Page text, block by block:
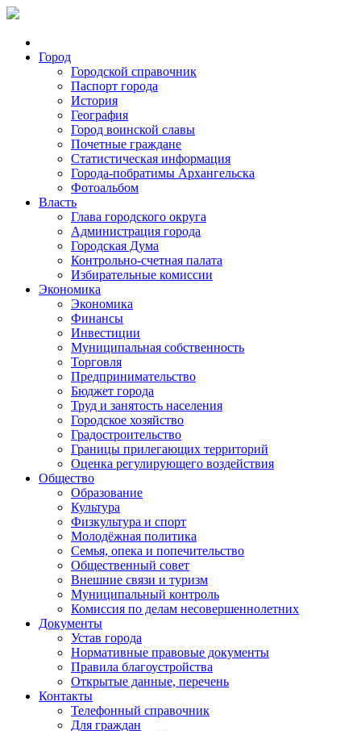
Город
Городской справочник
Паспорт города
История
География
Город воинской славы
Почетные граждане
Статистическая информация
Города-побратимы Архангельска
Фотоальбом
Власть
Глава городского округа
Администрация города
Городская Дума
Контрольно-счетная палата
Избирательные комиссии
Экономика
Экономика
Финансы
Инвестиции
Муниципальная собственность
Торговля
Предпринимательство
Бюджет города
Труд и занятость населения
Городское хозяйство
Градостроительство
Границы прилегающих территорий
Оценка регулирующего воздействия
Общество
Образование
Культура
Физкультура и спорт
Молодёжная политика
Семья, опека и попечительство
Общественный совет
Внешние связи и туризм
Муниципальный контроль
Комиссия по делам несовершеннолетних
Документы
Устав города
Нормативные правовые документы
Правила благоустройства
Открытые данные, перечень
Контакты
Телефонный справочник
Для граждан